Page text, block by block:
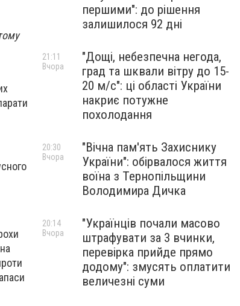
першими": до рішення
залишилося 92 дні
"Дощі, небезпечна негода,
град та шквали вітру до 15-
20 м/с": ці області України
накриє потужне
похолодання
21:11
Вчора
"Вічна пам'ять Захиснику
України": обірвалося життя
воїна з Тернопільщини
Володимира Дичка
20:30
Вчора
"Українців почали масово
штрафувати за 3 вчинки,
перевірка прийде прямо
додому": змусять оплатити
величезні суми
20:14
Вчора